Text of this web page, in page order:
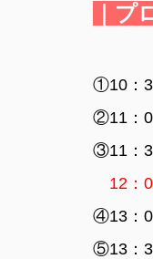
｜
①10：
②11：
③11：
12：
④13：
⑤13：